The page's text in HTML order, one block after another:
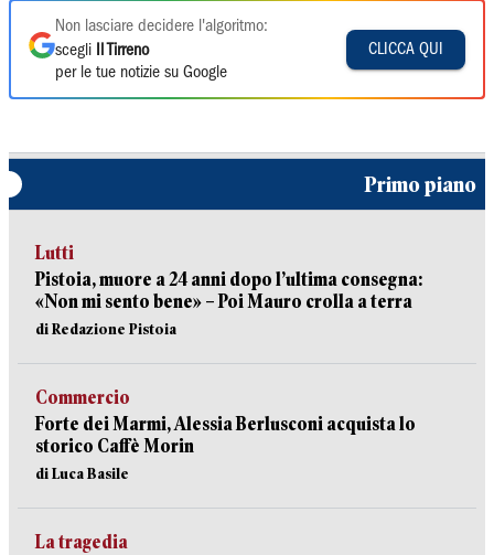
Non lasciare decidere l'algoritmo:
scegli
Il Tirreno
per le tue notizie su Google
CLICCA QUI
Primo piano
Lutti
Pistoia, muore a 24 anni dopo l’ultima consegna:
«Non mi sento bene» – Poi Mauro crolla a terra
di Redazione Pistoia
Commercio
Forte dei Marmi, Alessia Berlusconi acquista lo
storico Caffè Morin
di Luca Basile
La tragedia